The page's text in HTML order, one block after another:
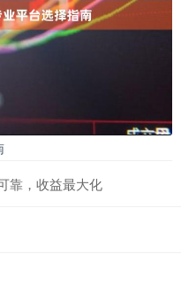
靠，收益最大化